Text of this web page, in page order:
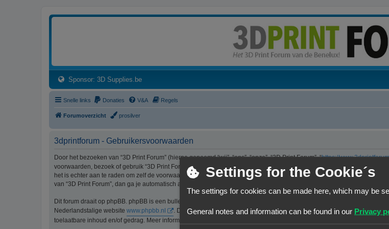
Sponsor: 3D Supplies.be(Opens a new tab)
Snelle links Donaties V&A Regels
Forumoverzicht prosilver
3dprintforum - Gebruikersvoorwaarden
Door het bezoeken van “3D Print Forum” (hierna genoemd “wij”, “ons”, “onze”, “3D Print Forum”, “https://
voorwaarden, bezoek of gebruik “3D Print Forum” dan niet langer. We hebben het recht om de voorwaarden op ieder
het is echter aan te raden om zelf de voorwaarden regelmatig te controleren op wijzigingen. Ga je niet akkoord met
van “3D Print Forum”, dan ga je automatisch akkoord met de wijzigingen en of toevoegingen.
Dit forum draait op phpBB. phpBB is een bulletinboardoplossing die is uitgebracht onder de “GNU General Public
Nederlandstalige website www.phpbb.nl
. De phpBB-software maakt internetgebaseerde discussies mogelijk.
toelaatbare inhoud en/of gedrag. Meer informatie over phpBB kun je vinden op
Settings for the Cookie´s
The settings for cookies can be made here, which may be
General notes and information can be found in our Privacy